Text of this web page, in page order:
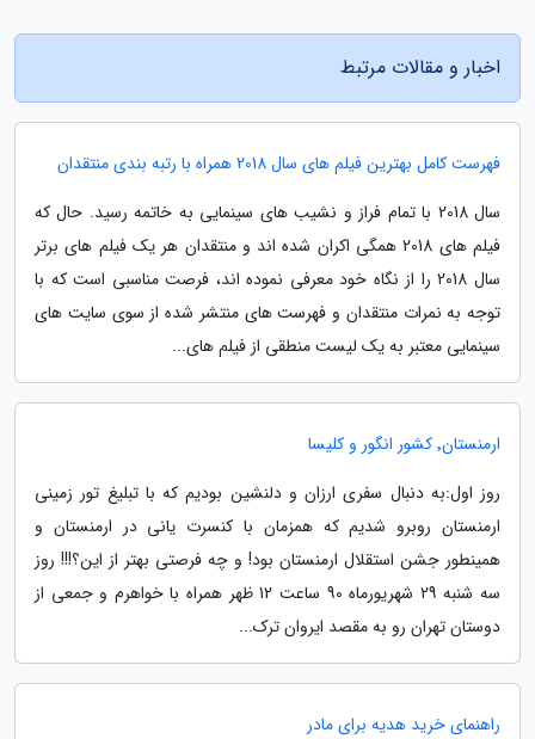
اخبار و مقالات مرتبط
فهرست کامل بهترین فیلم های سال 2018 همراه با رتبه بندی منتقدان
سال 2018 با تمام فراز و نشیب های سینمایی به خاتمه رسید. حال که
فیلم های 2018 همگی اکران شده اند و منتقدان هر یک فیلم های برتر
سال 2018 را از نگاه خود معرفی نموده اند، فرصت مناسبی است که با
توجه به نمرات منتقدان و فهرست های منتشر شده از سوی سایت های
سینمایی معتبر به یک لیست منطقی از فیلم های...
ارمنستان٬ کشور انگور و کلیسا
روز اول:به دنبال سفری ارزان و دلنشین بودیم که با تبلیغ تور زمینی
ارمنستان روبرو شدیم که همزمان با کنسرت یانی در ارمنستان و
همینطور جشن استقلال ارمنستان بود! و چه فرصتی بهتر از این؟!!! روز
سه شنبه 29 شهریورماه 90 ساعت 12 ظهر همراه با خواهرم و جمعی از
دوستان تهران رو به مقصد ایروان ترک...
راهنمای خرید هدیه برای مادر